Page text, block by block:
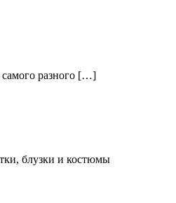
самого разного […]
блузки и костюмы